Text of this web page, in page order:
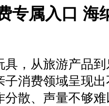
专属入口 海
具，从旅游产品
子消费领域呈现
分散、声量不够